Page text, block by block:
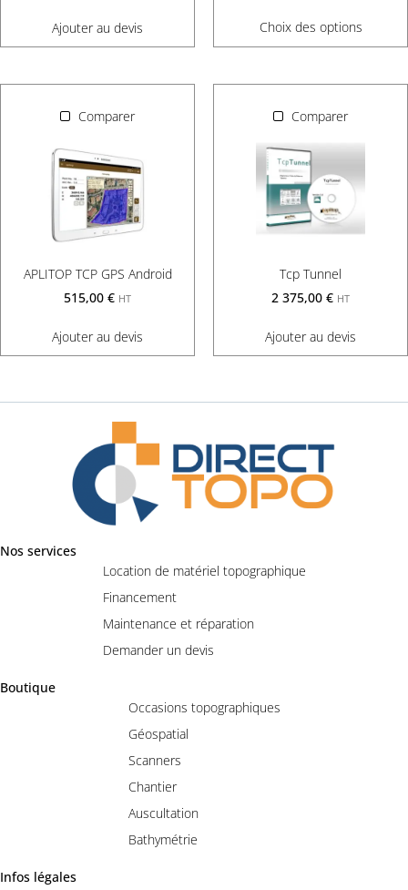
Ajouter au devis Choix des options
Comparer
APLITOP TCP GPS Android
515,00 € HT
Ajouter au devis
Comparer
Tcp Tunnel
2 375,00 € HT
Ajouter au devis
Nos services
Location de matériel topographique
Financement
Maintenance et réparation
Demander un devis
Boutique
Occasions topographiques
Géospatial
Scanners
Chantier
Auscultation
Bathymétrie
Infos légales